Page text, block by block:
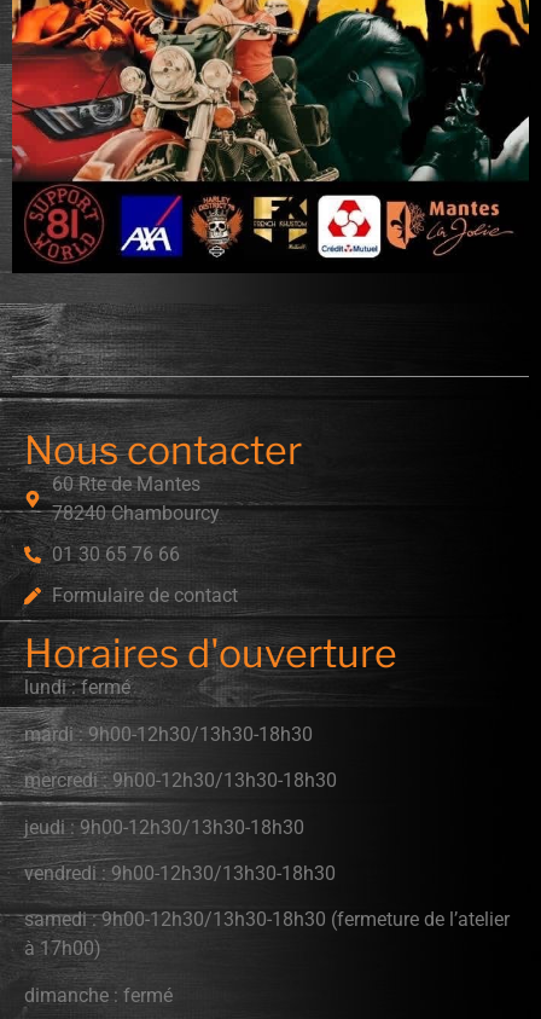
Nous contacter
60 Rte de Mantes
78240 Chambourcy
01 30 65 76 66
Formulaire de contact
Horaires d'ouverture
lundi : fermé
mardi : 9h00-12h30/13h30-18h30
mercredi : 9h00-12h30/13h30-18h30
jeudi : 9h00-12h30/13h30-18h30
vendredi : 9h00-12h30/13h30-18h30
samedi : 9h00-12h30/13h30-18h30 (fermeture de l’atelier
à 17h00)
dimanche : fermé